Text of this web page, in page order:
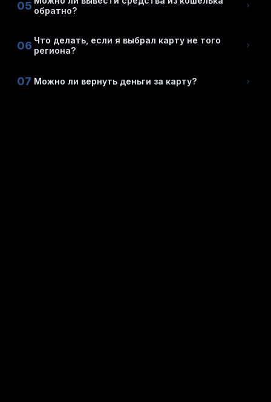
05 обратно?
06 Что делать, если я выбрал карту не того
региона?
07 Можно ли вернуть деньги за карту?